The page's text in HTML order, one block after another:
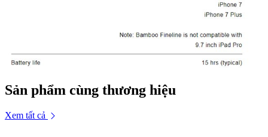
Sản phẩm cùng thương hiệu
Xem tất cả